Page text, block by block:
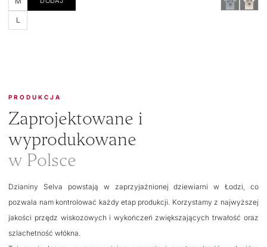
L
PRODUKCJA
Zaprojektowane i
wyprodukowane
w Polsce
Dzianiny Selva powstają w zaprzyjaźnionej dziewiarni w Łodzi, co
pozwala nam kontrolować każdy etap produkcji. Korzystamy z najwyższej
jakości przędz wiskozowych i wykończeń zwiększających trwałość oraz
szlachetność włókna.